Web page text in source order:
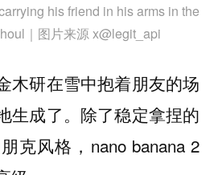
his friend in his arms in the
｜图片来源 x@legit_api
木研在雪中抱着朋友的场
生成了。除了稳定拿捏的
克风格，nano banana 2